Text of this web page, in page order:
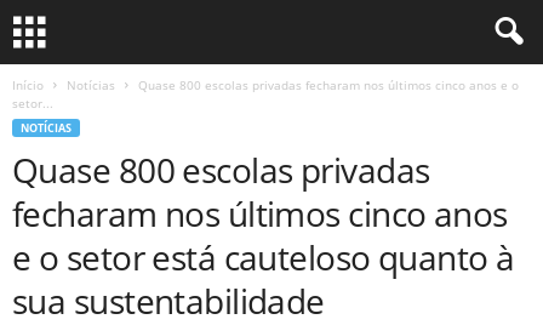
Início Notícias
Quase 800 escolas privadas fecharam nos últimos cinco anos e o
setor...
NOTÍCIAS
Quase 800 escolas privadas
fecharam nos últimos cinco anos
e o setor está cauteloso quanto à
sua sustentabilidade